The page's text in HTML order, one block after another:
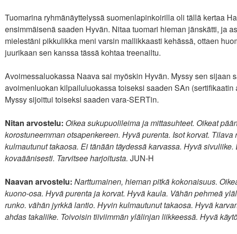
Tuomarina ryhmänäyttelyssä suomenlapinkoirilla oli tällä kertaa
ensimmäisenä saaden Hyvän. Nitaa tuomari hieman jänskätti, ja
mielestäni pikkulikka meni varsin mallikkaasti kehässä, ottaen
juurikaan sen kanssa tässä kohtaa treenailtu.
Avoimessaluokassa Naava sai myöskin Hyvän. Myssy sen sijaan
avoimenluokan kilpailuluokassa toiseksi saaden SAn (sertifikaatin
Myssy sijoittui toiseksi saaden vara-SERTin.
Nitan arvostelu: Oikea sukupuolileima ja mittasuhteet. Oikeat
korostuneemman otsapenkereen. Hyvä purenta. Isot korvat.
kulmautunut takaosa. Ei tänään täydessä karvassa. Hyvä
kovaäänisesti. Tarvitsee harjoitusta. JUN-H
Naavan arvostelu: Narttumainen, hieman pitkä kokonaisuus.
kuono-osa. Hyvä purenta ja korvat. Hyvä kaula. Vähän pehmeä
runko. vähän jyrkkä lantio. Hyvin kulmautunut takaosa. Hyvä
ahdas takaliike. Toivoisin tiiviimmän ylälinjan liikkeessä. Hyvä